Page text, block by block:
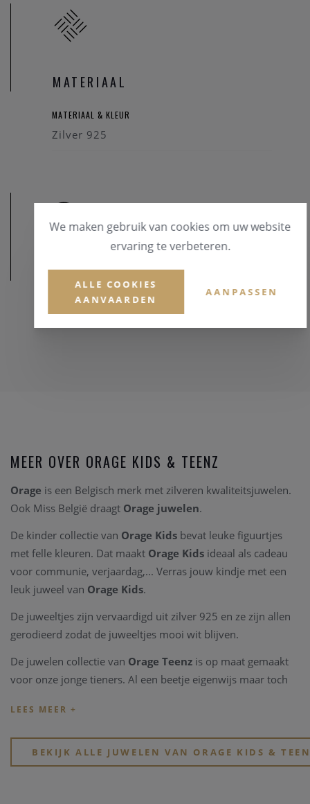
MATERIAAL
MATERIAAL & KLEUR
Zilver 925
AFMETINGEN
MEER OVER ORAGE KIDS & TEENZ
Orage is een Belgisch merk met zilveren kwaliteitsjuwelen.
Ook Miss België draagt Orage juwelen.
De kinder collectie van Orage Kids bevat leuke figuurtjes
met felle kleuren. Dat maakt Orage Kids ideaal als cadeau
voor communie, verjaardag,... Verras jouw kindje met een
leuk juweel van Orage Kids.
De juweeltjes zijn vervaardigd uit zilver 925 en ze zijn allen
gerodieerd zodat de juweeltjes mooi wit blijven.
De juwelen collectie van Orage Teenz is op maat gemaakt
voor onze jonge tieners. Al een beetje eigenwijs maar toch
Teenzis ook vervaardigd uit zilver 925, en is soms hgezet
Met de collectie Orage Kids en Orage Teenz schenk je jou
BEKIJK ALLE JUWELEN VAN ORAGE KIDS &
We maken gebruik van cookies om uw website
ervaring te verbeteren.
ALLE COOKIES
AANVAARDEN
AANPASSEN